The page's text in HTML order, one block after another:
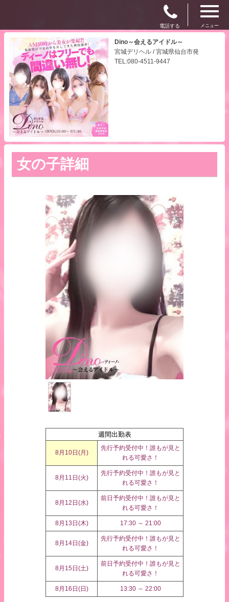
電話する メニュー
Dino～会えるアイドル～
宮城デリヘル / 宮城県仙台市発
TEL:080-4511-9447
女の子詳細
週間出勤表
8月10日(月)
先行予約受付中！誰もが見と
れる可愛さ！
8月11日(火)
先行予約受付中！誰もが見と
れる可愛さ！
8月12日(水)
前日予約受付中！誰もが見と
れる可愛さ！
8月13日(木) 17:30 ～ 21:00
8月14日(金)
先行予約受付中！誰もが見と
れる可愛さ！
8月15日(土)
前日予約受付中！誰もが見と
れる可愛さ！
8月16日(日) 13:30 ～ 22:00